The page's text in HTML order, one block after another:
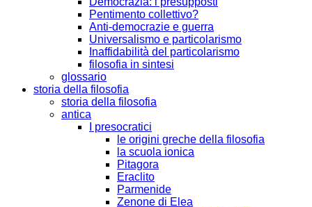
Pentimento collettivo?
Anti-democrazie e guerra
Universalismo e particolarismo
Inaffidabilità del particolarismo
filosofia in sintesi
glossario
storia della filosofia
storia della filosofia
antica
I presocratici
le origini greche della filosofia
la scuola ionica
Pitagora
Eraclito
Parmenide
Zenone di Elea